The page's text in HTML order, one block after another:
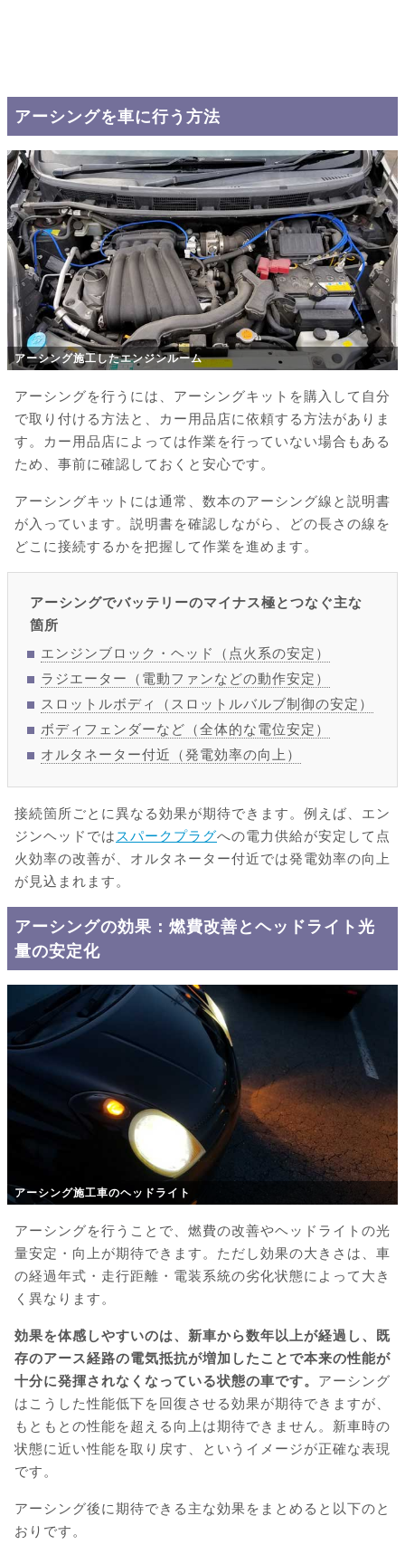
アーシングを車に行う方法
アーシング施工したエンジンルーム
アーシングを行うには、アーシングキットを購入して自分
で取り付ける方法と、カー用品店に依頼する方法がありま
す。カー用品店によっては作業を行っていない場合もある
ため、事前に確認しておくと安心です。
アーシングキットには通常、数本のアーシング線と説明書
が入っています。説明書を確認しながら、どの長さの線を
どこに接続するかを把握して作業を進めます。
アーシングでバッテリーのマイナス極とつなぐ主な
箇所
エンジンブロック・ヘッド（点火系の安定）
ラジエーター（電動ファンなどの動作安定）
スロットルボディ（スロットルバルブ制御の安定）
ボディフェンダーなど（全体的な電位安定）
オルタネーター付近（発電効率の向上）
接続箇所ごとに異なる効果が期待できます。例えば、エン
ジンヘッドではスパークプラグへの電力供給が安定して点
火効率の改善が、オルタネーター付近では発電効率の向上
が見込まれます。
アーシングの効果：燃費改善とヘッドライト光
量の安定化
アーシング施工車のヘッドライト
アーシングを行うことで、燃費の改善やヘッドライトの光
量安定・向上が期待できます。ただし効果の大きさは、車
の経過年式・走行距離・電装系統の劣化状態によって大き
く異なります。
効果を体感しやすいのは、新車から数年以上が経過し、既
存のアース経路の電気抵抗が増加したことで本来の性能が
十分に発揮されなくなっている状態の車です。 アーシング
はこうした性能低下を回復させる効果が期待できますが、
もともとの性能を超える向上は期待できません。新車時の
状態に近い性能を取り戻す、というイメージが正確な表現
です。
アーシング後に期待できる主な効果をまとめると以下のと
おりです。